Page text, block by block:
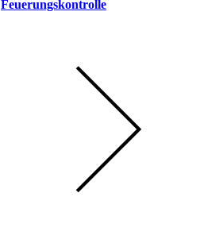
Feuerungskontrolle